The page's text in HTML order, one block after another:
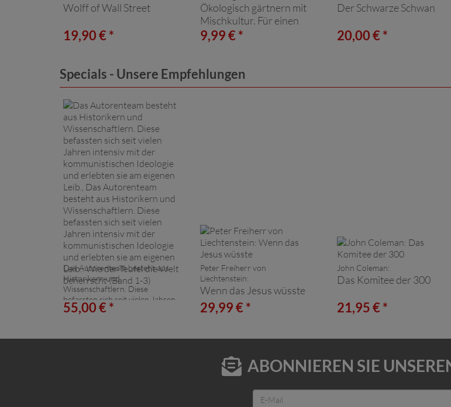
Wolff of Wall Street
19,90 € *
Ökologisch gärtnern mit
Mischkultur. Für einen
gesunden und
nachhaltigen Garten.
ohne Insektengifte und
Kunstdünger. Mit
9,99 € *
Der Schwarze Schwan
20,00 € *
Specials - Unsere Empfehlungen
Das Autorenteam besteht aus
Historikern und
Wissenschaftlern. Diese
befassten sich seit vielen Jahren
intensiv mit der
Das Autorenteam besteht aus
55,00 € *
Peter Freiherr von
Liechtenstein:
Wenn das Jesus wüsste
29,99 € *
John Coleman:
Das Komitee der 300
21,95 € *
ABONNIEREN SIE